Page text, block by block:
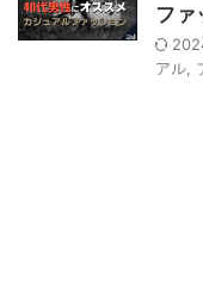
ファ
アル